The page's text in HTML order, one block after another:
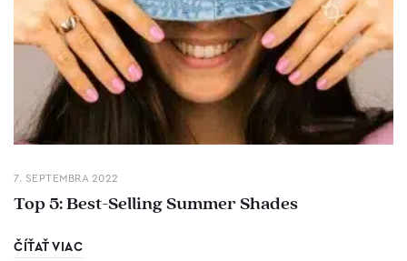
7. SEPTEMBRA 2022
Top 5: Best-Selling Summer Shades
ČÍŤAŤ VIAC